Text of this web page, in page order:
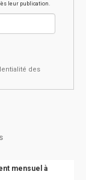
leur publication.
des
mensuel à